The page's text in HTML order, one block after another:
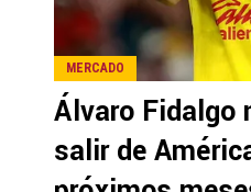
MERCADO
Álvaro Fidalgo
salir de